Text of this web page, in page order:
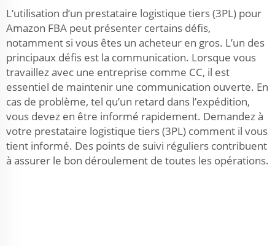
L’utilisation d’un prestataire logistique tiers (3PL) pour
Amazon FBA peut présenter certains défis,
notamment si vous êtes un acheteur en gros. L’un des
principaux défis est la communication. Lorsque vous
travaillez avec une entreprise comme CC, il est
essentiel de maintenir une communication ouverte. En
cas de problème, tel qu’un retard dans l’expédition,
vous devez en être informé rapidement. Demandez à
votre prestataire logistique tiers (3PL) comment il vous
tient informé. Des points de suivi réguliers contribuent
à assurer le bon déroulement de toutes les opérations.